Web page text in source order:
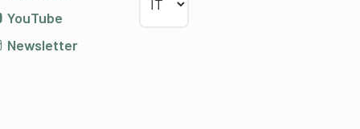
YouTube
Newsletter